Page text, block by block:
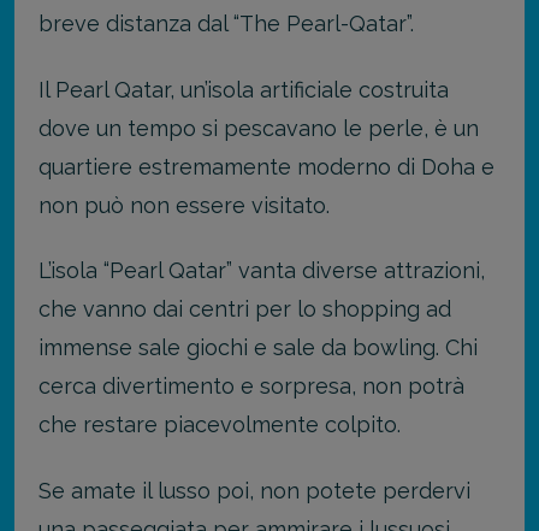
breve distanza dal “The Pearl-Qatar”.
Il Pearl Qatar, un’isola artificiale costruita
dove un tempo si pescavano le perle, è un
quartiere estremamente moderno di Doha e
non può non essere visitato.
L’isola “Pearl Qatar” vanta diverse attrazioni,
che vanno dai centri per lo shopping ad
immense sale giochi e sale da bowling. Chi
cerca divertimento e sorpresa, non potrà
che restare piacevolmente colpito.
Se amate il lusso poi, non potete perdervi